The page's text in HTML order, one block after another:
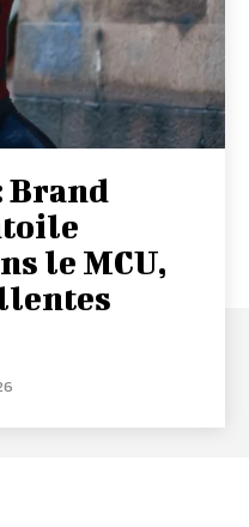
Brand
le MCU,